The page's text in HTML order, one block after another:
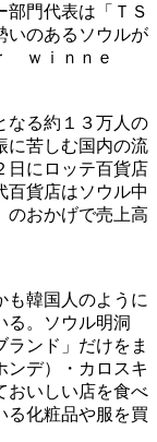
部門代表は「ＴＳ
いのあるソウルが
ｗｉｎｎｅ
なる約１３万人の
に苦しむ国内の流
日にロッテ百貨店
百貨店はソウル中
のおかげで売上高
も韓国人のように
る。ソウル明洞
ランド」だけをま
ンデ）・カロスキ
おいしい店を食べ
る化粧品や服を買